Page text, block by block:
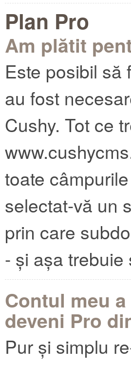
Plan Pro
Am plătit
Este posibil să
au fost
Cushy. Tot ce
toate
selectat-vă un
prin care
- și așa
Contul meu
deveni Pro
Pur și simplu